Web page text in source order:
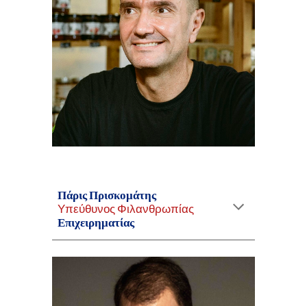
Πάρις Πρισκομάτης
ΥπεύθυνοςΦιλανθρωπίας
Επιχειρηματίας